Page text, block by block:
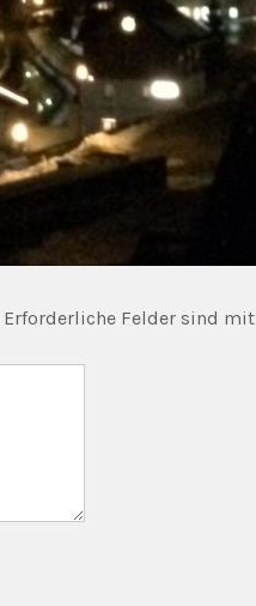
Erforderliche Felder sind mit